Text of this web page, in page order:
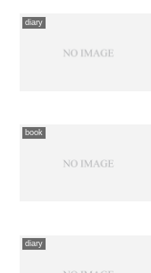
diary
book
diary